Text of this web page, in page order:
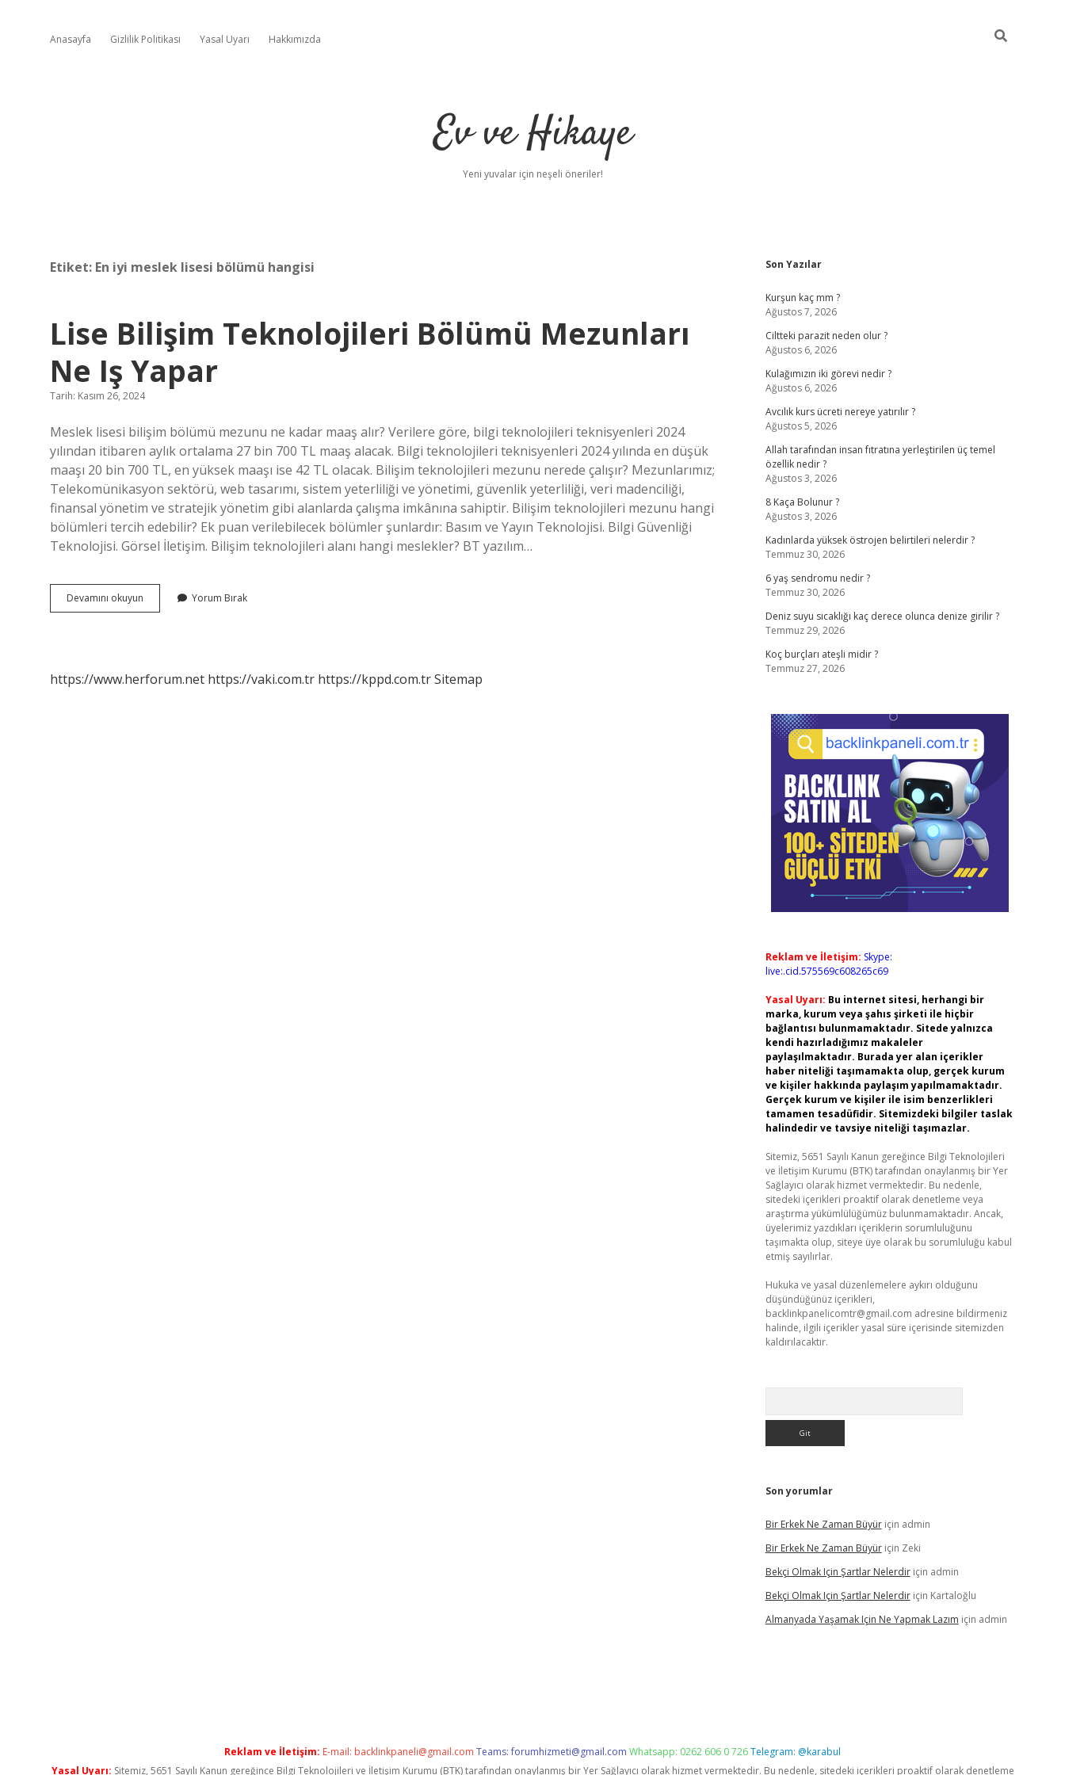
Anasayfa Gizlilik Politikası Yasal Uyarı Hakkımızda
Ev ve Hikaye
Yeni yuvalar için neşeli öneriler!
Etiket: En iyi meslek lisesi bölümü hangisi
Lise Bilişim Teknolojileri Bölümü Mezunları
Ne Iş Yapar
Tarih: Kasım 26, 2024
Meslek lisesi bilişim bölümü mezunu ne kadar maaş alır? Verilere göre, bilgi teknolojileri teknisyenleri 2024
yılından itibaren aylık ortalama 27 bin 700 TL maaş alacak. Bilgi teknolojileri teknisyenleri 2024 yılında en düşük
maaşı 20 bin 700 TL, en yüksek maaşı ise 42 TL olacak. Bilişim teknolojileri mezunu nerede çalışır? Mezunlarımız;
Telekomünikasyon sektörü, web tasarımı, sistem yeterliliği ve yönetimi, güvenlik yeterliliği, veri madenciliği,
finansal yönetim ve stratejik yönetim gibi alanlarda çalışma imkânına sahiptir. Bilişim teknolojileri mezunu hangi
bölümleri tercih edebilir? Ek puan verilebilecek bölümler şunlardır: Basım ve Yayın Teknolojisi. Bilgi Güvenliği
Teknolojisi. Görsel İletişim. Bilişim teknolojileri alanı hangi meslekler? BT yazılım…
Devamını okuyun
Bilişim
Iş
Yorum Bırak
https://www.herforum.net https://vaki.com.tr https://kppd.com.trSitemap
Sidebar
Son Yazılar
Kurşun kaç mm ?
Ağustos 7, 2026
Ciltteki parazit neden olur ?
Ağustos 6, 2026
Kulağımızın iki görevi nedir ?
Ağustos 6, 2026
Avcılık kurs ücreti nereye yatırılır ?
Ağustos 5, 2026
Allah tarafından insan fıtratına yerleştirilen üç temel
özellik nedir ?
Ağustos 3, 2026
8 Kaça Bolunur ?
Ağustos 3, 2026
Kadınlarda yüksek östrojen belirtileri nelerdir ?
Temmuz 30, 2026
6 yaş sendromu nedir ?
Temmuz 30, 2026
Deniz suyu sıcaklığı kaç derece olunca denize girilir ?
Temmuz 29, 2026
Koç burçları ateşli midir ?
Temmuz 27, 2026
Reklam ve İletişim: Skype:
live:.cid.575569c608265c69
Yasal Uyarı: Bu internet sitesi, herhangi bir
marka, kurum veya şahıs şirketi ile hiçbir
bağlantısı bulunmamaktadır. Sitede yalnızca
kendi hazırladığımız makaleler
paylaşılmaktadır. Burada yer alan içerikler
haber niteliği taşımamakta olup, gerçek kurum
ve kişiler hakkında paylaşım yapılmamaktadır.
Gerçek kurum ve kişiler ile isim benzerlikleri
tamamen tesadüfidir. Sitemizdeki bilgiler taslak
halindedir ve tavsiye niteliği taşımazlar.
Sitemiz, 5651 Sayılı Kanun gereğince Bilgi Teknolojileri
ve İletişim Kurumu (BTK) tarafından onaylanmış bir Yer
Sağlayıcı olarak hizmet vermektedir. Bu nedenle,
sitedeki içerikleri proaktif olarak denetleme veya
araştırma yükümlülüğümüz bulunmamaktadır. Ancak,
üyelerimiz yazdıkları içeriklerin sorumluluğunu
taşımakta olup, siteye üye olarak bu sorumluluğu kabul
etmiş sayılırlar.
Hukuka ve yasal düzenlemelere aykırı olduğunu
düşündüğünüz içerikleri,
backlinkpanelicomtr@gmail.com adresine bildirmeniz
halinde, ilgili içerikler yasal süre içerisinde sitemizden
kaldırılacaktır.
Son yorumlar
Bir Erkek Ne Zaman Büyüriçin admin
Bir Erkek Ne Zaman Büyüriçin Zeki
Bekçi Olmak Için Şartlar Nelerdiriçin admin
Bekçi Olmak Için Şartlar Nelerdiriçin Kartaloğlu
Almanyada Yaşamak Için Ne Yapmak Lazım için admin
Reklam ve İletişim: E-mail: backlinkpaneli@gmail.com Teams:forumhizmeti@gmail.com Whatsapp: 0262 606 0 726Telegram: @karabul
Yasal Uyarı: Sitemiz, 5651 Sayılı Kanun gereğince Bilgi Teknolojileri ve İletişim Kurumu (BTK) tarafından onaylanmış bir Yer Sağlayıcı olarak hizmet vermektedir. Bu nedenle, sitedeki içerikleri proaktif olarak denetleme